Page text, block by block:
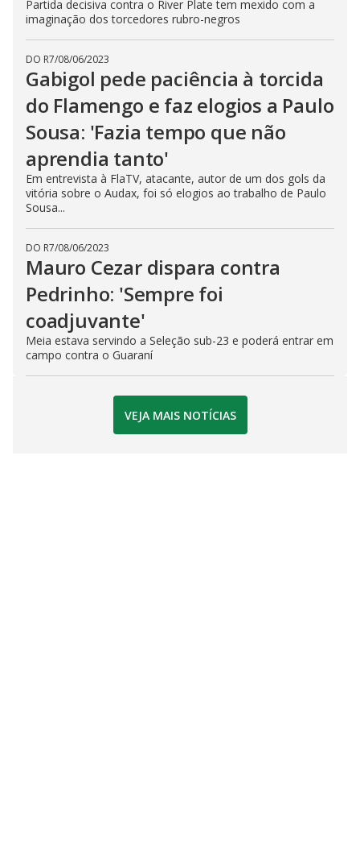
Partida decisiva contra o River Plate tem mexido com a
imaginação dos torcedores rubro-negros
DO R7/08/06/2023
Gabigol pede paciência à torcida
do Flamengo e faz elogios a Paulo
Sousa: 'Fazia tempo que não
aprendia tanto'
Em entrevista à FlaTV, atacante, autor de um dos gols da
vitória sobre o Audax, foi só elogios ao trabalho de Paulo
Sousa...
DO R7/08/06/2023
Mauro Cezar dispara contra
Pedrinho: 'Sempre foi
coadjuvante'
Meia estava servindo a Seleção sub-23 e poderá entrar em
campo contra o Guaraní
VEJA MAIS NOTÍCIAS